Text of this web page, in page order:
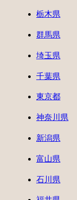
栃木県
群馬県
埼玉県
千葉県
東京都
神奈川県
新潟県
富山県
石川県